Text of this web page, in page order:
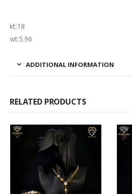
kt:18
wt:5.96
ADDITIONAL INFORMATION
RELATED PRODUCTS